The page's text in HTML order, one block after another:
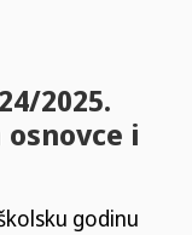
2025.
i
godinu